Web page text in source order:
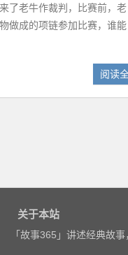
了老牛作裁判，比赛前，老
做成的项链参加比赛，谁能
阅读
关于本站
「故事365」讲述经典故